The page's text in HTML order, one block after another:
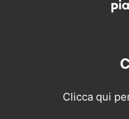
Clicca qui